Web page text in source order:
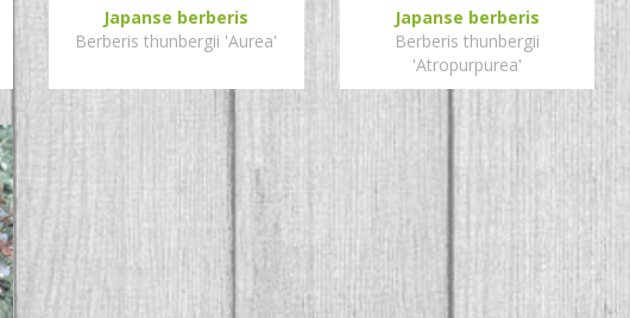
Japanse berberis
Berberis thunbergii 'Aurea'
Japanse berberis
Berberis thunbergii
'Atropurpurea'